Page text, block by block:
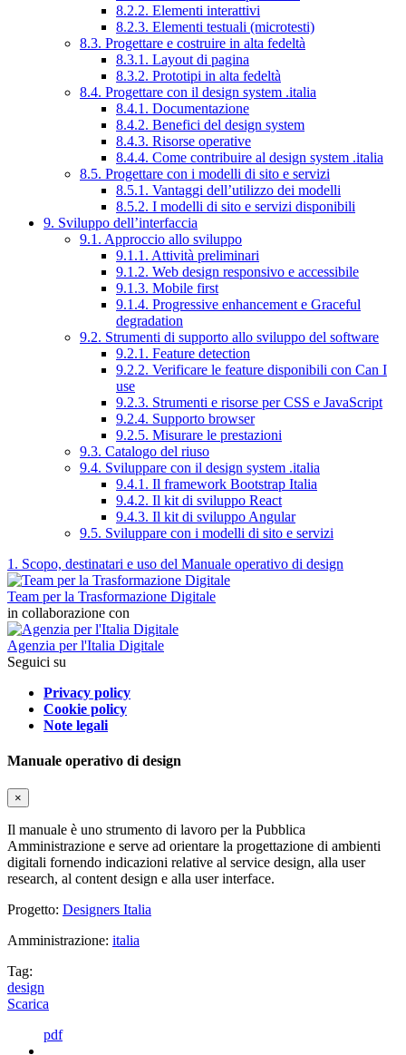
8.2.2. Elementi interattivi
8.2.3. Elementi testuali (microtesti)
8.3. Progettare e costruire in alta fedeltà
8.3.1. Layout di pagina
8.3.2. Prototipi in alta fedeltà
8.4. Progettare con il design system .italia
8.4.1. Documentazione
8.4.2. Benefici del design system
8.4.3. Risorse operative
8.4.4. Come contribuire al design system .italia
8.5. Progettare con i modelli di sito e servizi
8.5.1. Vantaggi dell’utilizzo dei modelli
8.5.2. I modelli di sito e servizi disponibili
9. Sviluppo dell’interfaccia
9.1. Approccio allo sviluppo
9.1.1. Attività preliminari
9.1.2. Web design responsivo e accessibile
9.1.3. Mobile first
9.1.4. Progressive enhancement e Graceful
degradation
9.2. Strumenti di supporto allo sviluppo del software
9.2.1. Feature detection
9.2.2. Verificare le feature disponibili con Can I
use
9.2.3. Strumenti e risorse per CSS e JavaScript
9.2.4. Supporto browser
9.2.5. Misurare le prestazioni
9.3. Catalogo del riuso
9.4. Sviluppare con il design system .italia
9.4.1. Il framework Bootstrap Italia
9.4.2. Il kit di sviluppo React
9.4.3. Il kit di sviluppo Angular
9.5. Sviluppare con i modelli di sito e servizi
1. Scopo, destinatari e uso del Manuale operativo di design
Team per la Trasformazione Digitale
in collaborazione con
Agenzia per l'Italia Digitale
Seguici su
Privacy policy
Cookie policy
Note legali
Manuale operativo di design
×
Il manuale è uno strumento di lavoro per la Pubblica
Amministrazione e serve ad orientare la progettazione di ambienti
digitali fornendo indicazioni relative al service design, alla user
research, al content design e alla user interface.
Progetto: Designers Italia
Amministrazione: italia
Tag:
design
Scarica
pdf